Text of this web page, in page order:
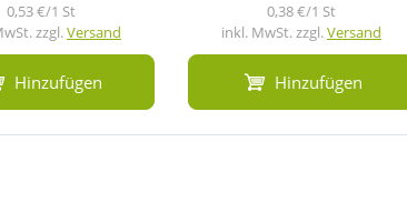
0,53 €/1 St
zzgl.Versand
Hinzufügen
0,38 €/1 St
inkl. MwSt. zzgl.Versand
Hinzufügen